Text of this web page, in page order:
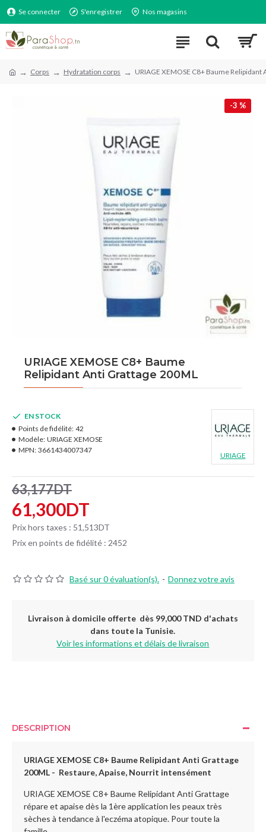
Se connecter S'enregistrer Nos magasins
Corps Hydratation corps URIAGE XEMOSE C8+ Baume
-3 %
URIAGE XEMOSE C8+ Baume
Relipidant Anti Grattage 200ML
Basé sur 0 évaluation(s). - Donnez votre avis
61,300DT
63,177DT
Prix hors taxes : 51,513DT
Prix en points de fidélité : 2452
EN STOCK
Points de fidélité: 42
Modèle: URIAGE XEMOSE
MPN: 3661434007347
URIAGE
Livraison à domicile offerte dès 99,000 TND d'achats
dans toute la Tunisie.
Voir les informations et délais de livraison
DESCRIPTION
URIAGE XEMOSE C8+ Baume Relipidant Anti Grattage
200ML - Restaure, Apaise, Nourrit intensément
URIAGE XEMOSE C8+ Baume Relipidant Anti Grattage
répare et apaise dès la 1ère application les peaux très
sèches à tendance à l'eczéma atopique. Pour toute la